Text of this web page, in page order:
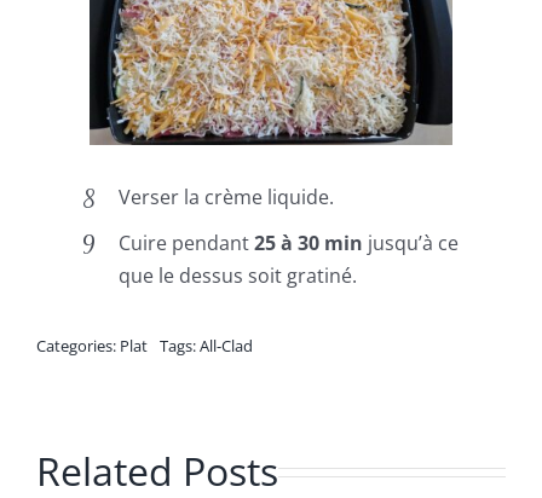
Verser la crème liquide.
Cuire pendant25 à 30 min jusqu’à ce
que le dessus soit gratiné.
Categories: Plat Tags:All-Clad
Related Posts